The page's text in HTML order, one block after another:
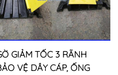
GIẢM TỐC 3 RÃNH
VỆ DÂY CÁP, ỐNG